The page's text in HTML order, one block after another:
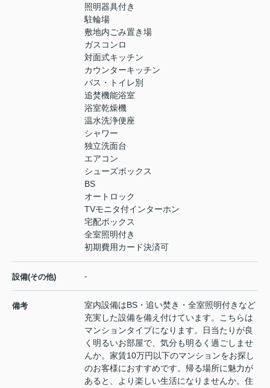
照明器具付き
駐輪場
敷地内ごみ置き場
ガスコンロ
対面式キッチン
カウンターキッチン
バス・トイレ別
追焚機能浴室
浴室乾燥機
温水洗浄便座
シャワー
独立洗面台
エアコン
シューズボックス
BS
オートロック
TVモニタ付インターホン
宅配ボックス
全室照明付き
初期費用カード決済可
設備(その他) -
備考
室内設備はBS・追い焚き・全室照明付きなど
充実した設備を備え付けています。こちらは
マンションタイプになります。日当たりが良
く明るいお部屋で、気分も明るく過ごしませ
んか。家賃10万円以下のマンションをお探し
のお客様におすすめです。帰る場所に魅力が
あると、より楽しい生活になりませんか。住